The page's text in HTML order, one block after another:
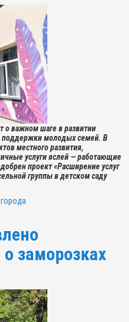
о важном шаге в развитии
поддержки молодых семей. В
местного развития,
услуги яслей — работающие
проект «Расширение услуг
группы в детском саду
заморозках